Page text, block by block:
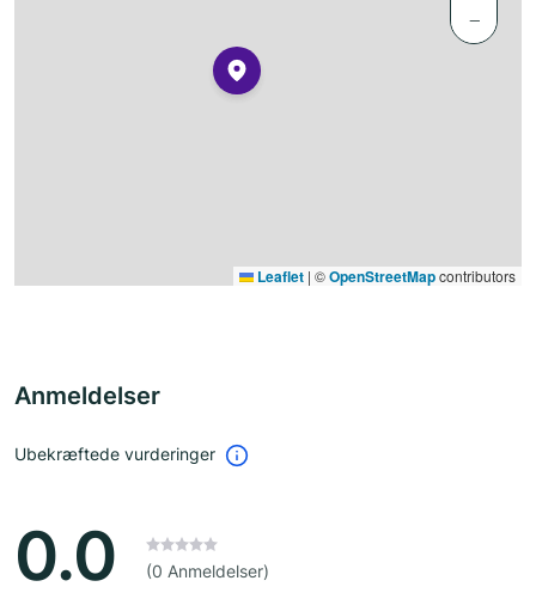
−
Leaflet | ©OpenStreetMapcontributors
Anmeldelser
Ubekræftede vurderinger
0.0 (0 Anmeldelser)